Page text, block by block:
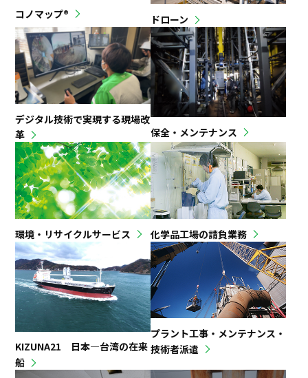
コノマップ® ドローン
デジタル技術で実現する現場改
革
保全・メンテナンス
環境・リサイクルサービス 化学品工場の請負業務
KIZUNA21 日本―台湾の在来
船
プラント工事・メンテナンス・
技術者派遣